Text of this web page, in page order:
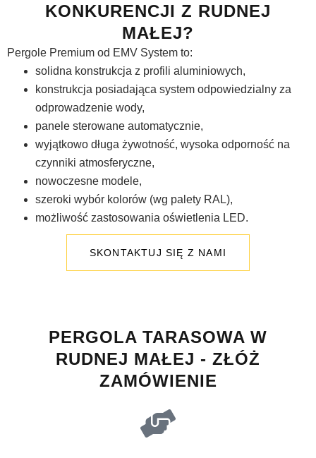
KONKURENCJI Z RUDNEJ
MAŁEJ?
Pergole Premium od EMV System to:
solidna konstrukcja z profili aluminiowych,
konstrukcja posiadająca system odpowiedzialny za
odprowadzenie wody,
panele sterowane automatycznie,
wyjątkowo długa żywotność, wysoka odporność na
czynniki atmosferyczne,
nowoczesne modele,
szeroki wybór kolorów (wg palety RAL),
możliwość zastosowania oświetlenia LED.
SKONTAKTUJ SIĘ Z NAMI
PERGOLA TARASOWA W
RUDNEJ MAŁEJ - ZŁÓŻ
ZAMÓWIENIE